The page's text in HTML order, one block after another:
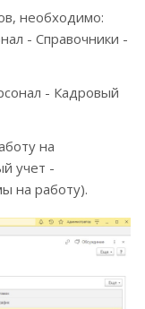
необходимо:
- Справочники -
- Кадровый
на
учет -
на работу).